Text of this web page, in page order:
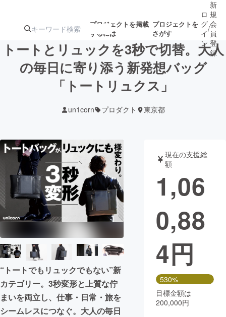
プロジェクトを掲載
するには
プロジェクトを
さがす
注目のリ
注目の新着プロ
募集終了が近いプ
テクノロジー・ガジェット
映像・映画 書籍・雑誌
ビジネス・起業 チャレンジ
まちづくり・地域活性化
CAMPFIRE for Social Good
CAMPFIRE Creation
CAMPFIREふるさと納税
コミュニティ
ロ
グ
イ
ン
/
新
規
会
員
登
録
トートとリュックを3秒で切替。大人
の毎日に寄り添う新発想バッグ
「トートリュクス」
un1corn プロダクト 東京都
“トートでもリュックでもない”新
カテゴリー。3秒変形と上質な佇
まいを両立し、仕事・日常・旅を
シームレスにつなぐ。大人の毎日
現在の支援総
額
1,06
0,88
4円
530%
目標金額は
200,000円